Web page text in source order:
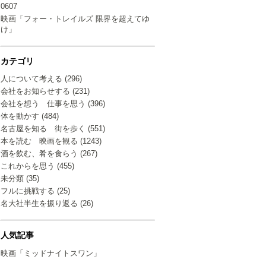
0607
映画「フォー・トレイルズ 限界を超えてゆ
け」
カテゴリ
人について考える (296)
会社をお知らせする (231)
会社を想う 仕事を思う (396)
体を動かす (484)
名古屋を知る 街を歩く (551)
本を読む 映画を観る (1243)
酒を飲む、肴を食らう (267)
これからを思う (455)
未分類 (35)
フルに挑戦する (25)
名大社半生を振り返る (26)
人気記事
映画「ミッドナイトスワン」